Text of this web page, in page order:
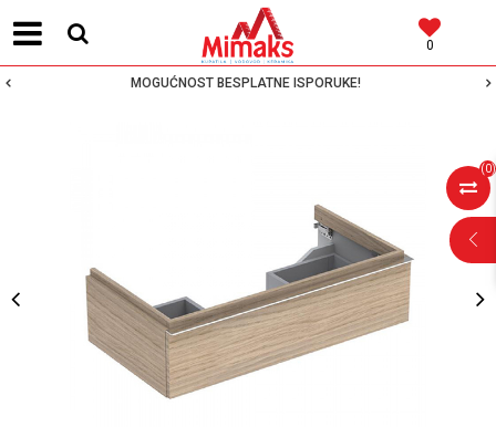
0
MOGUĆNOST BESPLATNE ISPORUKE!
(0)
POMOĆ PRI
KUPOVINI